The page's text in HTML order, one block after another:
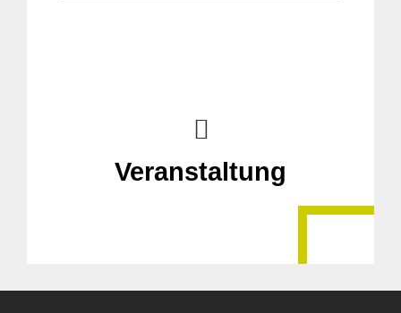
Veranstaltung